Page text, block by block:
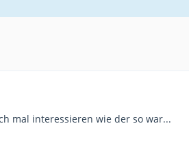
mal interessieren wie der so war...